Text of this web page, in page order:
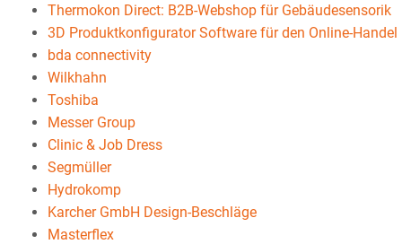
Thermokon Direct: B2B-Webshop für Gebäudesensorik
3D Produktkonfigurator Software für den Online-Handel
bda connectivity
Wilkhahn
Toshiba
Messer Group
Clinic & Job Dress
Segmüller
Hydrokomp
Karcher GmbH Design-Beschläge
Masterflex